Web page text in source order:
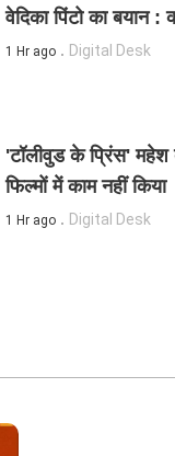
वेदिका पिंटो का बयान
1 Hr ago Digital Desk
'टॉलीवुड के प्रिंस' महेश
फिल्मों में काम नहीं किया
1 Hr ago Digital Desk